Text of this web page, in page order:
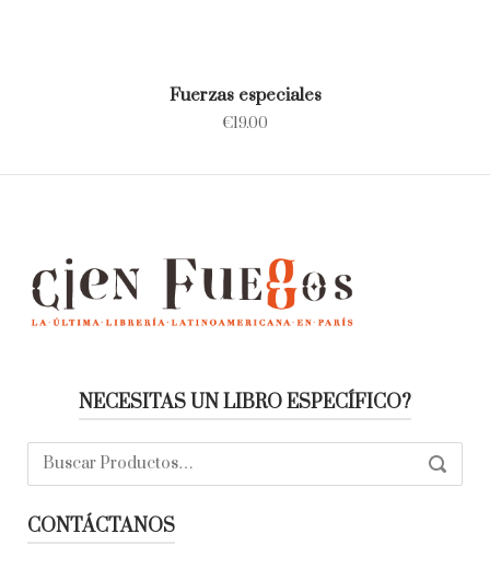
Fuerzas especiales
€19.00
NECESITAS UN LIBRO ESPECÍFICO?
Buscar:
CONTÁCTANOS